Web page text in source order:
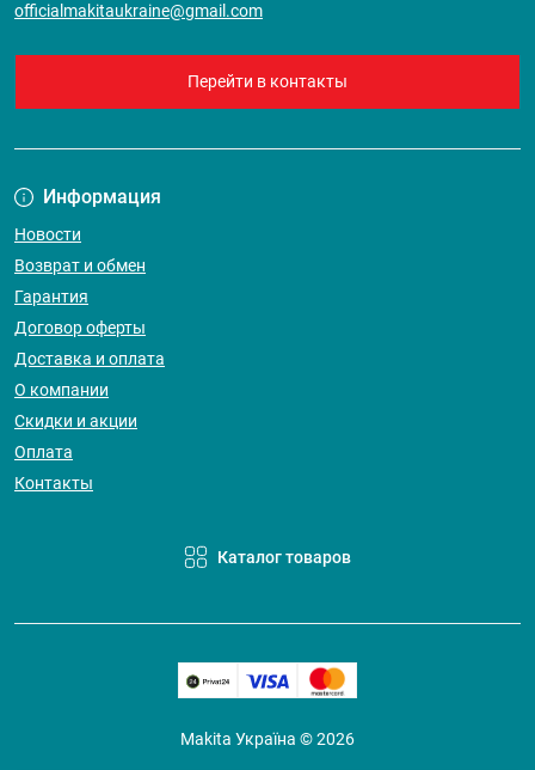
officialmakitaukraine@gmail.com
Перейти в контакты
Информация
Новости
Возврат и обмен
Гарантия
Договор оферты
Доставка и оплата
О компании
Скидки и акции
Оплата
Контакты
Каталог товаров
Makita Україна © 2026